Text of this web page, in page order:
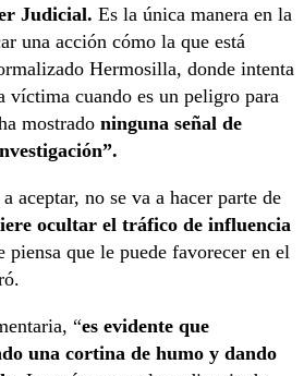
Judicial. Es la única manera en la
una acción cómo la que está
Hermosilla, donde intenta
víctima cuando es un peligro para
mostrado ninguna señal de
aceptar, no se va a hacer parte de
ocultar el tráfico de influencia
piensa que le puede favorecer en el
“es evidente que
una cortina de humo y dando